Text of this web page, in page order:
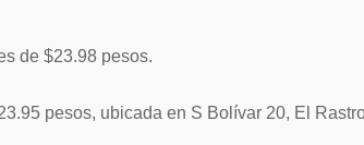
de $23.98 pesos.
pesos, ubicada en S Bolívar 20, El